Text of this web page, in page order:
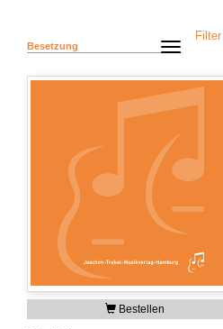
Besetzung
Bestellen